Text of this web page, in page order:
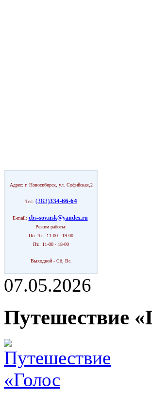
Адрес: г. Новосибирск, ул. Софийская,2
Тел. (383)334-66-64
E-mail: cbs-sov.nsk@yandex.ru
Режим работы:
Пн.-Чт.: 11-00 - 19-00
Пт.: 11-00 - 18-00
Выходной - Сб, Вс.
07.05.2026
Путешествие